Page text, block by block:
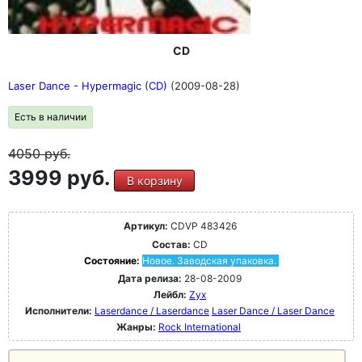
CD
Laser Dance - Hypermagic (CD) (2009-08-28)
Есть в наличии
4050руб.
3999 руб. В корзину
Артикул: CDVP 483426
Состав: CD
Состояние: Новое. Заводская упаковка.
Дата релиза: 28-08-2009
Лейбл: Zyx
Исполнители: Laserdance / Laserdance Laser Dance / Laser Dance
Жанры: Rock International